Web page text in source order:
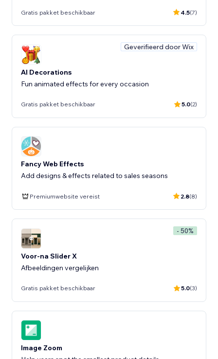
Gratis pakket beschikbaar 4.5(7)
Geverifieerd door Wix
AI Decorations
Fun animated effects for every occasion
Gratis pakket beschikbaar 5.0(2)
Fancy Web Effects
Add designs & effects related to sales seasons
Premiumwebsite vereist 2.8(8)
- 50%
Voor-na Slider X
Afbeeldingen vergelijken
Gratis pakket beschikbaar 5.0(3)
Image Zoom